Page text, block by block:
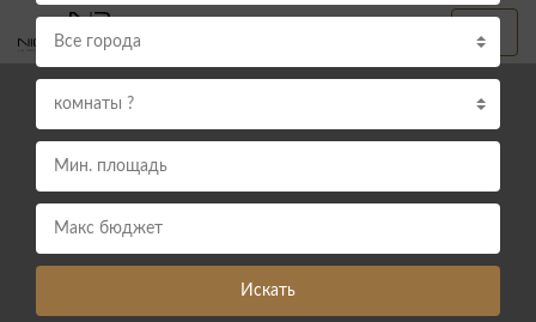
Все города
комнаты ?
Искать